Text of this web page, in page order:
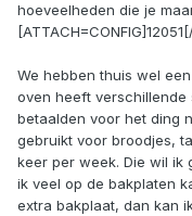
hoeveelheden die je
We hebben thuis wel
oven heeft verschillende
betaalden voor het ding
gebruikt voor broodjes,
keer per week. Die wil ik
ik veel op de bakplaten
extra bakplaat, dan kan